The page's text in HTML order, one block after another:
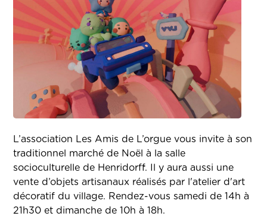
L’association Les Amis de L’orgue vous invite à son
traditionnel marché de Noël à la salle
socioculturelle de Henridorff. Il y aura aussi une
vente d’objets artisanaux réalisés par l'atelier d'art
décoratif du village. Rendez-vous samedi de 14h à
21h30 et dimanche de 10h à 18h.